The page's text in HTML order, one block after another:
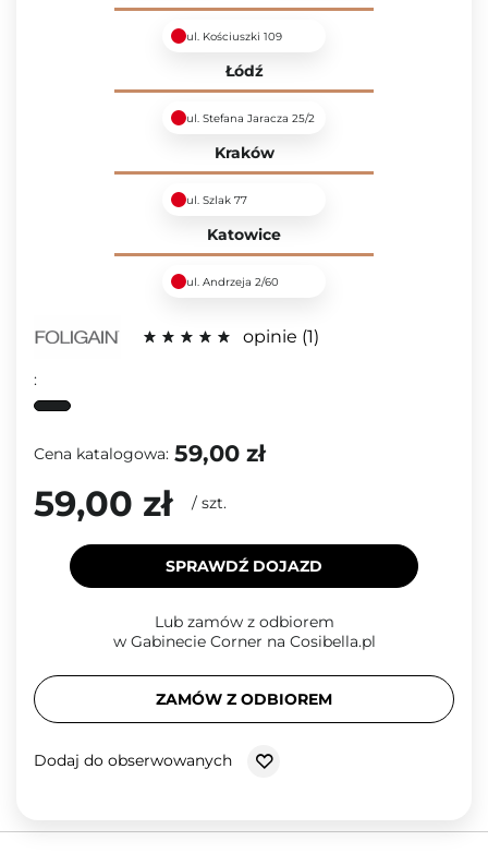
ul. Kościuszki 109
Łódź
ul. Stefana Jaracza 25/2
Kraków
ul. Szlak 77
Katowice
ul. Andrzeja 2/60
opinie 1
:
Cena katalogowa: 59,00 zł
59,00 zł / szt.
SPRAWDŹ DOJAZD
Lub zamów z odbiorem
w Gabinecie Corner na Cosibella.pl
ZAMÓW Z ODBIOREM
Dodaj do obserwowanych